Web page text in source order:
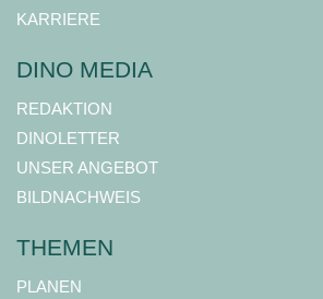
KARRIERE
DINO MEDIA
REDAKTION
DINOLETTER
UNSER ANGEBOT
BILDNACHWEIS
THEMEN
PLANEN